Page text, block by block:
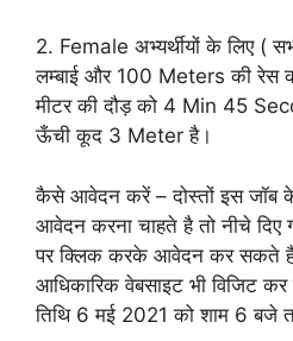
2. Female अभ्यर्थीयों के लिए (
लम्बाई और 100 Meters की
मीटर की दौड़ को 4 Min 45
ऊँची कूद 3 Meter है।
कैसे आवेदन करें – दोस्तों इस जॉब
आवेदन करना चाहते है तो नीचे
पर क्लिक करके आवेदन कर सकते
आधिकारिक वेबसाइट भी विजिट
तिथि 6 मई 2021 को शाम 6 बजे